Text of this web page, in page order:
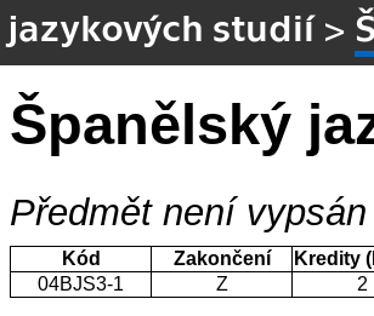
jazykových studií>
Španělský
Předmět není vypsán
Kód Zakončení Kredity
04BJS3-1
Z 2